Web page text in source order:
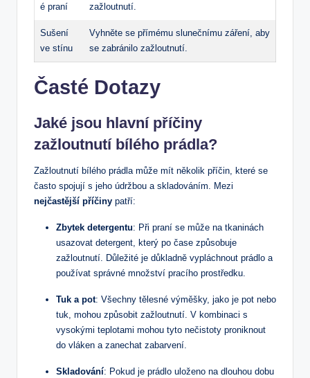
é praní
zažloutnutí.
Sušení
ve stínu
Vyhněte se přímému slunečnímu záření, aby
se zabránilo zažloutnutí.
Časté Dotazy
Jaké jsou hlavní příčiny
zažloutnutí bílého prádla?
Zažloutnutí bílého prádla může mít několik příčin, které se
často spojují s jeho údržbou a skladováním. Mezi
nejčastější příčiny patří:
Zbytek detergentu: Při praní se může na tkaninách
usazovat detergent, který po čase způsobuje
zažloutnutí. Důležité je důkladně vypláchnout prádlo a
používat správné množství pracího prostředku.
Tuk a pot: Všechny tělesné výměšky, jako je pot nebo
tuk, mohou způsobit zažloutnutí. V kombinaci s
vysokými teplotami mohou tyto nečistoty proniknout
do vláken a zanechat zabarvení.
Skladování: Pokud je prádlo uloženo na dlouhou dobu